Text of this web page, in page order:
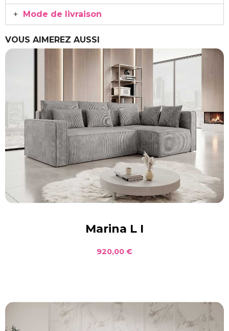
Mode de livraison
VOUS AIMEREZ AUSSI
Marina L I
920,00 €